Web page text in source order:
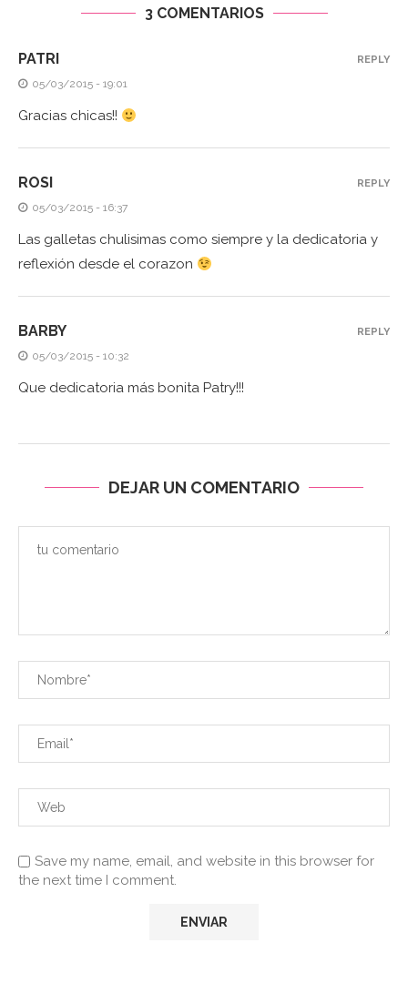
3 COMENTARIOS
PATRI
05/03/2015 - 19:01
Gracias chicas!!
REPLY
ROSI
05/03/2015 - 16:37
Las galletas chulisimas como siempre y la dedicatoria y
reflexión desde el corazon
REPLY
BARBY
05/03/2015 - 10:32
Que dedicatoria más bonita Patry!!!
REPLY
DEJAR UN COMENTARIO
Save my name, email, and website in this browser for
the next time I comment.